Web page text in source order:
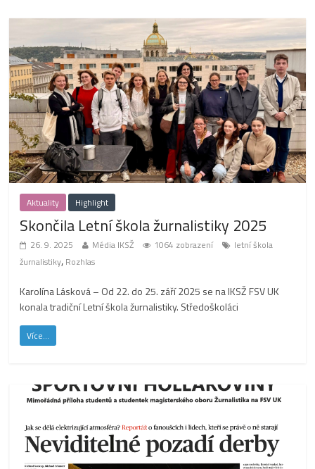
Aktuality Highlight
Skončila Letní škola žurnalistiky 2025
26. 9. 2025 Média IKSŽ 1064 zobrazení
letní škola
žurnalistiky, Rozhlas
Karolína Lásková – Od 22. do 25. září 2025 se na IKSŽ FSV UK
konala tradiční Letní škola žurnalistiky. Středoškoláci
Více...